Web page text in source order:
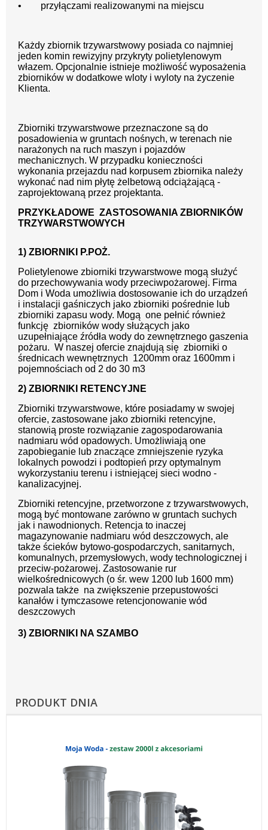
• przyłączami realizowanymi na miejscu
Każdy zbiornik trzywarstwowy posiada co najmniej
jeden komin rewizyjny przykryty polietylenowym
włazem. Opcjonalnie istnieje możliwość wyposażenia
zbiorników w dodatkowe wloty i wyloty na życzenie
Klienta.
Zbiorniki trzywarstwowe przeznaczone są do
posadowienia w gruntach nośnych, w terenach nie
narażonych na ruch maszyn i pojazdów
mechanicznych. W przypadku konieczności
wykonania przejazdu nad korpusem zbiornika należy
wykonać nad nim płytę żelbetową odciążającą -
zaprojektowaną przez projektanta.
PRZYKŁADOWE ZASTOSOWANIA ZBIORNIKÓW
TRZYWARSTWOWYCH
1) ZBIORNIKI P.POŻ.
Polietylenowe zbiorniki trzywarstwowe mogą służyć
do przechowywania wody przeciwpożarowej. Firma
Dom i Woda umożliwia dostosowanie ich do urządzeń
i instalacji gaśniczych jako zbiorniki pośrednie lub
zbiorniki zapasu wody. Mogą one pełnić również
funkcję zbiorników wody służących jako
uzupełniające źródła wody do zewnętrznego gaszenia
pożaru. W naszej ofercie znajdują się zbiorniki o
średnicach wewnętrznych 1200mm oraz 1600mm i
pojemnościach od 2 do 30 m3
2) ZBIORNIKI RETENCYJNE
Zbiorniki trzywarstwowe, które posiadamy w swojej
ofercie, zastosowane jako zbiorniki retencyjne,
stanowią proste rozwiązanie zagospodarowania
nadmiaru wód opadowych. Umożliwiają one
zapobieganie lub znaczące zmniejszenie ryzyka
lokalnych powodzi i podtopień przy optymalnym
wykorzystaniu terenu i istniejącej sieci wodno -
kanalizacyjnej.
Zbiorniki retencyjne, przetworzone z trzywarstwowych,
mogą być montowane zarówno w gruntach suchych
jak i nawodnionych. Retencja to inaczej
magazynowanie nadmiaru wód deszczowych, ale
także ścieków bytowo-gospodarczych, sanitarnych,
komunalnych, przemysłowych, wody technologicznej i
przeciw-pożarowej. Zastosowanie rur
wielkośrednicowych (o śr. wew 1200 lub 1600 mm)
pozwala także na zwiększenie przepustowości
kanałów i tymczasowe retencjonowanie wód
deszczowych
3) ZBIORNIKI NA SZAMBO
PRODUKT DNIA